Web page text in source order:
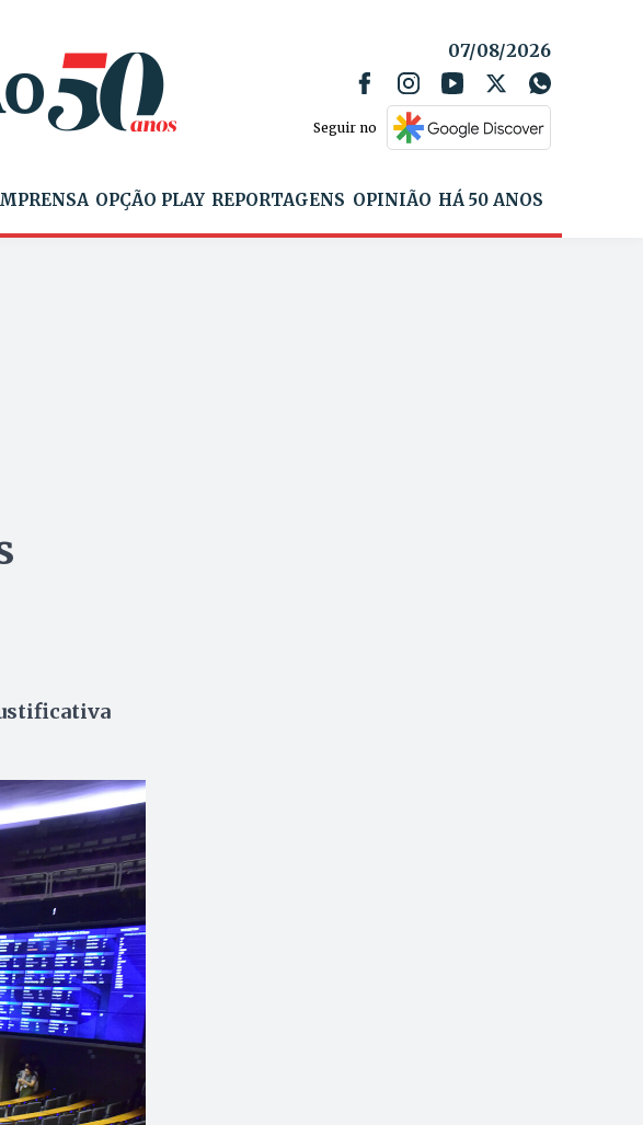
07/08/2026
Seguir no
OPÇÃO PLAY REPORTAGENS OPINIÃO HÁ 50 ANOS